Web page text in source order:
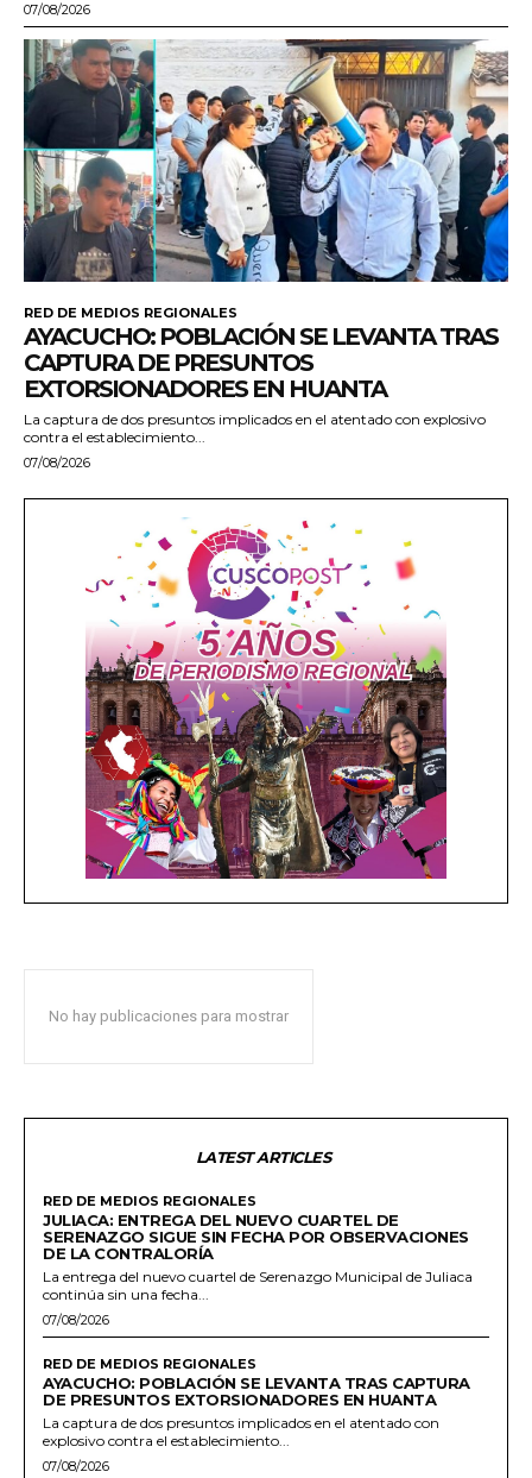
07/08/2026
RED DE MEDIOS REGIONALES
AYACUCHO: POBLACIÓN SE LEVANTA TRAS
CAPTURA DE PRESUNTOS
EXTORSIONADORES EN HUANTA
La captura de dos presuntos implicados en el atentado con explosivo
contra el establecimiento...
07/08/2026
No hay publicaciones para mostrar
LATEST ARTICLES
RED DE MEDIOS REGIONALES
JULIACA: ENTREGA DEL NUEVO CUARTEL DE
SERENAZGO SIGUE SIN FECHA POR OBSERVACIONES
DE LA CONTRALORÍA
La entrega del nuevo cuartel de Serenazgo Municipal de Juliaca
continúa sin una fecha...
07/08/2026
RED DE MEDIOS REGIONALES
AYACUCHO: POBLACIÓN SE LEVANTA TRAS CAPTURA
DE PRESUNTOS EXTORSIONADORES EN HUANTA
La captura de dos presuntos implicados en el atentado con
explosivo contra el establecimiento...
07/08/2026